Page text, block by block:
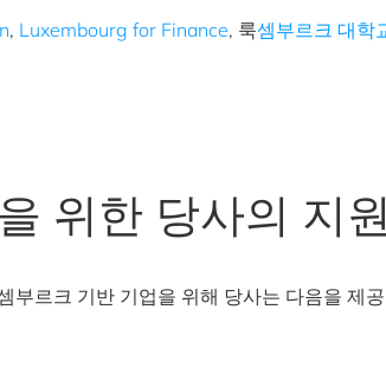
, Luxembourg for Finance, 룩셈부르크 대학
을 위한 당사의 지원
부르크 기반 기업을 위해 당사는 다음을 제